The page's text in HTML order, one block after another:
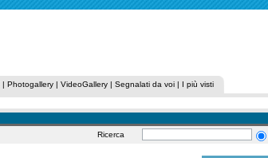
| Photogallery | VideoGallery | Segnalati da voi | I più visti
Ricerca